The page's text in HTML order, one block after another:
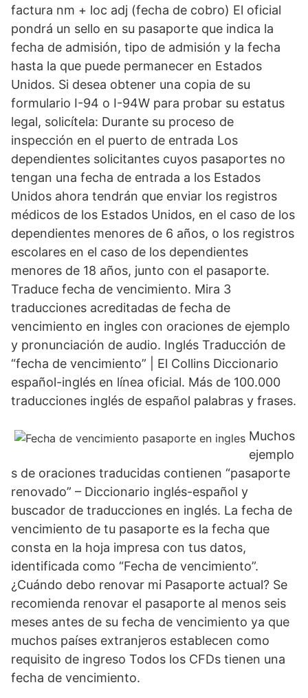
factura nm + loc adj (fecha de cobro) El oficial
pondrá un sello en su pasaporte que indica la
fecha de admisión, tipo de admisión y la fecha
hasta la que puede permanecer en Estados
Unidos. Si desea obtener una copia de su
formulario I-94 o I-94W para probar su estatus
legal, solicítela: Durante su proceso de
inspección en el puerto de entrada Los
dependientes solicitantes cuyos pasaportes no
tengan una fecha de entrada a los Estados
Unidos ahora tendrán que enviar los registros
médicos de los Estados Unidos, en el caso de los
dependientes menores de 6 años, o los registros
escolares en el caso de los dependientes
menores de 18 años, junto con el pasaporte.
Traduce fecha de vencimiento. Mira 3
traducciones acreditadas de fecha de
vencimiento en ingles con oraciones de ejemplo
y pronunciación de audio. Inglés Traducción de
“fecha de vencimiento” | El Collins Diccionario
español-inglés en línea oficial. Más de 100.000
traducciones inglés de español palabras y frases.
Muchos
ejemplo
s de oraciones traducidas contienen “pasaporte
renovado” – Diccionario inglés-español y
buscador de traducciones en inglés. La fecha de
vencimiento de tu pasaporte es la fecha que
consta en la hoja impresa con tus datos,
identificada como “Fecha de vencimiento”.
¿Cuándo debo renovar mi Pasaporte actual? Se
recomienda renovar el pasaporte al menos seis
meses antes de su fecha de vencimiento ya que
muchos países extranjeros establecen como
requisito de ingreso Todos los CFDs tienen una
fecha de vencimiento.